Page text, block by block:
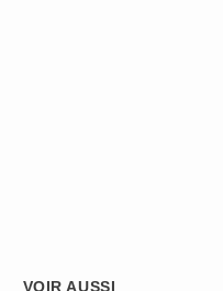
VOIR AUSSI